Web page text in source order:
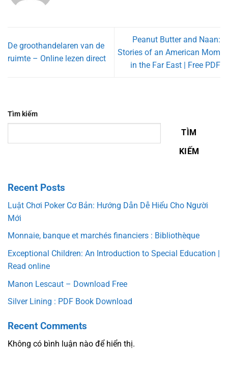
De groothandelaren van de
ruimte – Online lezen direct
Peanut Butter and Naan:
Stories of an American Mom
in the Far East | Free PDF
Tìm kiếm
TÌM
KIẾM
Recent Posts
Luật Chơi Poker Cơ Bản: Hướng Dẫn Dễ Hiểu Cho Người
Mới
Monnaie, banque et marchés financiers : Bibliothèque
Exceptional Children: An Introduction to Special Education |
Read online
Manon Lescaut – Download Free
Silver Lining : PDF Book Download
Recent Comments
Không có bình luận nào để hiển thị.